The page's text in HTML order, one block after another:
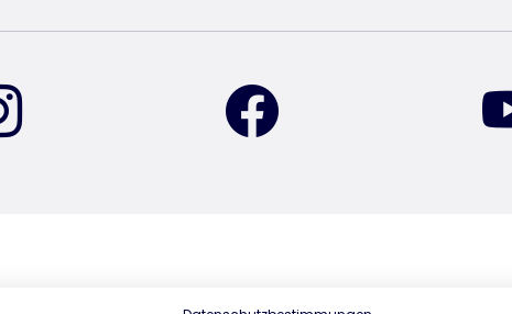
znajdź nas na Instagramie znajdź nas na